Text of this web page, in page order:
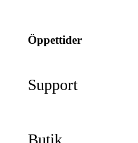
Öppettider
Support
Butik